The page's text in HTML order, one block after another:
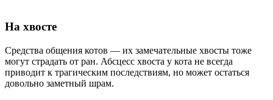
На хвосте
Средства общения котов — их замечательные хвосты тоже
могут страдать от ран. Абсцесс хвоста у кота не всегда
приводит к трагическим последствиям, но может остаться
довольно заметный шрам.